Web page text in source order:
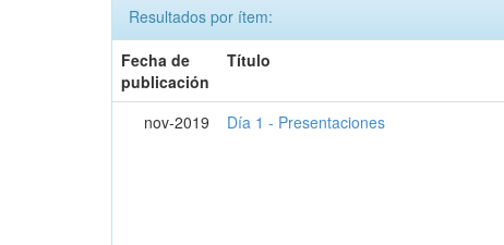
Resultados por ítem:
Fecha de
publicación
Título
nov-2019 Día 1 - Presentaciones